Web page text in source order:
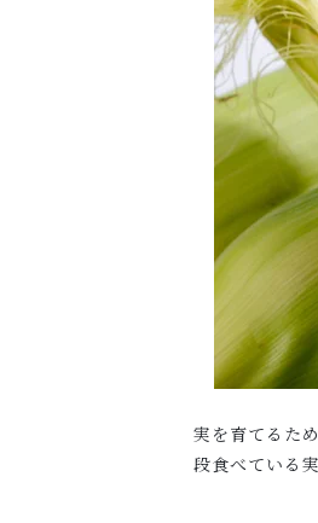
実を育てるた
段食べている